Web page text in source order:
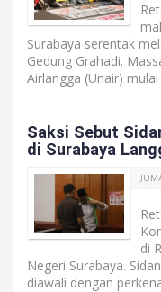
Surabaya serentak
Gedung Grahadi.
Airlangga (Unair) mulai
Saksi Sebut
di Surabaya
di
Negeri Surabaya.
diawali dengan